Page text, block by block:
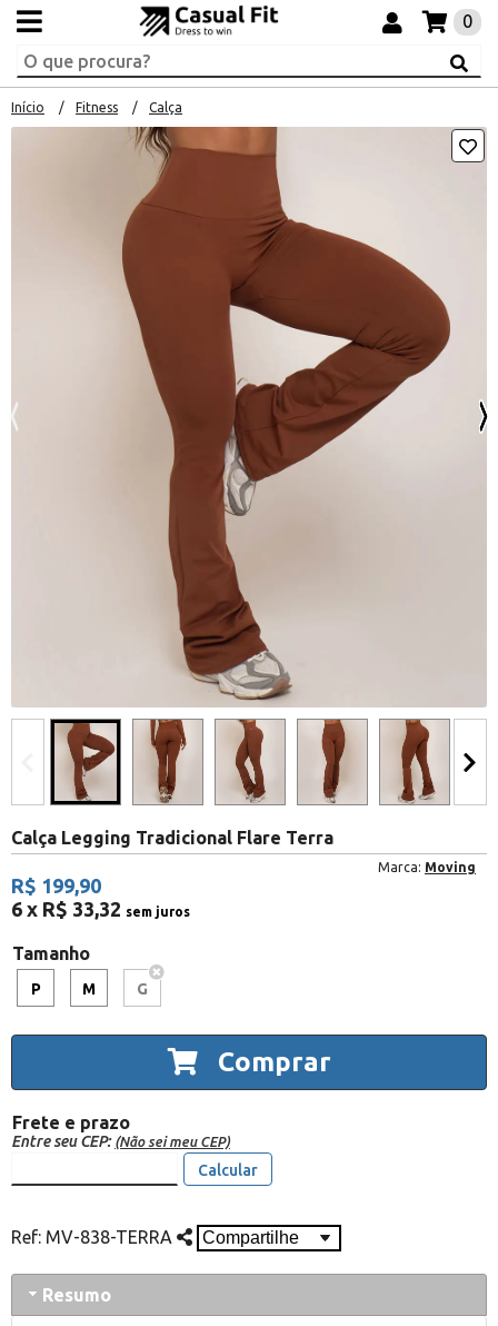
0
Início Fitness Calça
Calça Legging Tradicional Flare Terra
Marca: Moving
R$ 199,90
6 x R$ 33,32 sem juros
Tamanho
P M G
Comprar
Frete e prazo
Entre seu CEP: (Não sei meu CEP)
Calcular
Ref: MV-838-TERRA
Resumo